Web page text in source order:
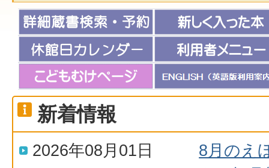
新着情報
2026年08月01日
8月のえ